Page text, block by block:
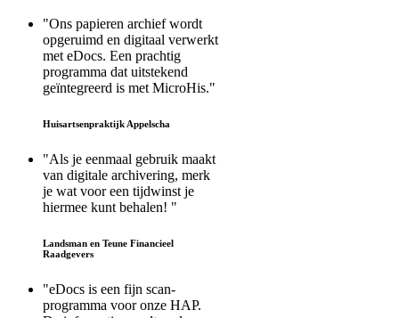
"Ons papieren archief wordt
opgeruimd en digitaal verwerkt
met eDocs. Een prachtig
programma dat uitstekend
geïntegreerd is met MicroHis."
Huisartsenpraktijk Appelscha
"Als je eenmaal gebruik maakt
van digitale archivering, merk
je wat voor een tijdwinst je
hiermee kunt behalen! "
Landsman en Teune Financieel
Raadgevers
"eDocs is een fijn scan-
programma voor onze HAP.